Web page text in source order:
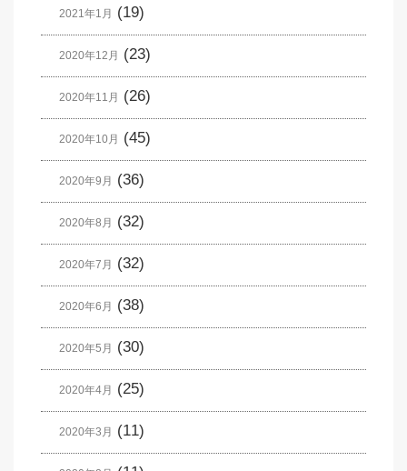
2021年1月 (19)
2020年12月 (23)
2020年11月 (26)
2020年10月 (45)
2020年9月 (36)
2020年8月 (32)
2020年7月 (32)
2020年6月 (38)
2020年5月 (30)
2020年4月 (25)
2020年3月 (11)